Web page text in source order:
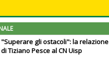
"Superare gli ostacoli": la relazione
di Tiziano Pesce al CN Uisp